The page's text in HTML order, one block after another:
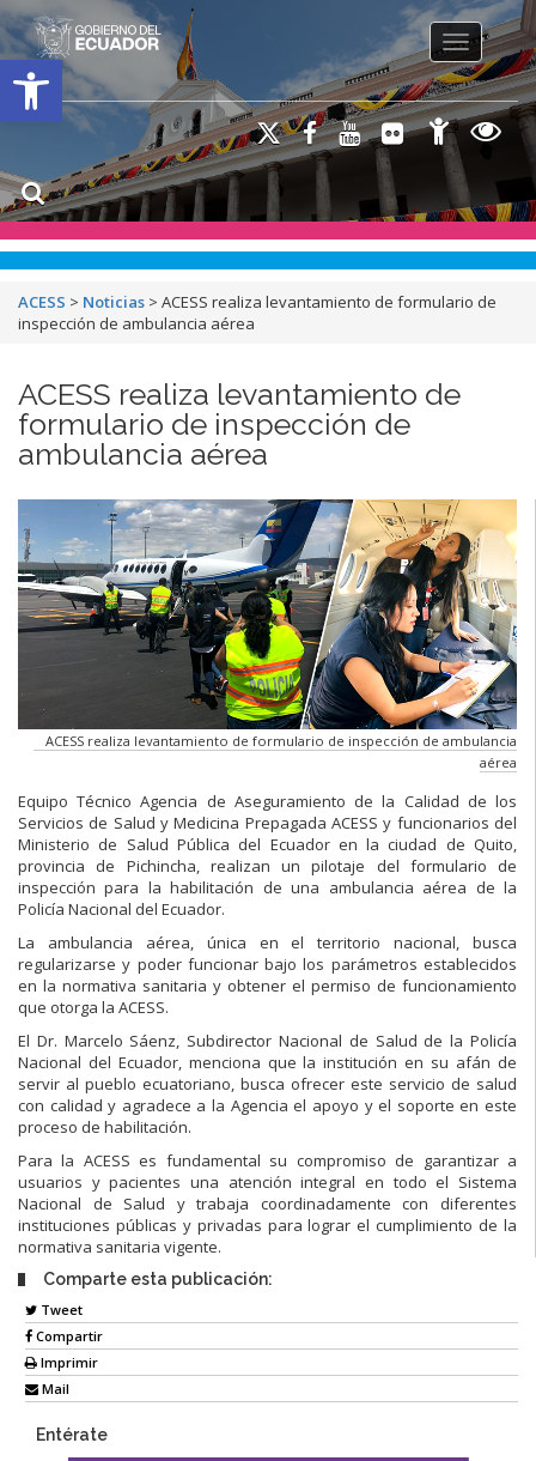
Open toolbar
Toggle
ACESS > Noticias > ACESS realiza levantamiento de formulario de
inspección de ambulancia aérea
ACESS realiza levantamiento de
formulario de inspección de
ambulancia aérea
ACESS realiza levantamiento de formulario de inspección de ambulancia
aérea
Equipo Técnico Agencia de Aseguramiento de la Calidad de los
Servicios de Salud y Medicina Prepagada ACESS y funcionarios del
Ministerio de Salud Pública del Ecuador en la ciudad de Quito,
provincia de Pichincha, realizan un pilotaje del formulario de
inspección para la habilitación de una ambulancia aérea de la
Policía Nacional del Ecuador.
La ambulancia aérea, única en el territorio nacional, busca
regularizarse y poder funcionar bajo los parámetros establecidos
en la normativa sanitaria y obtener el permiso de funcionamiento
que otorga la ACESS.
El Dr. Marcelo Sáenz, Subdirector Nacional de Salud de la Policía
Nacional del Ecuador, menciona que la institución en su afán de
servir al pueblo ecuatoriano, busca ofrecer este servicio de salud
con calidad y agradece a la Agencia el apoyo y el soporte en este
proceso de habilitación.
Para la ACESS es fundamental su compromiso de garantizar a
usuarios y pacientes una atención integral en todo el Sistema
Nacional de Salud y trabaja coordinadamente con diferentes
instituciones públicas y privadas para lograr el cumplimiento de la
normativa sanitaria vigente.
Comparte esta publicación:
Tweet
Compartir
Imprimir
Mail
Entérate